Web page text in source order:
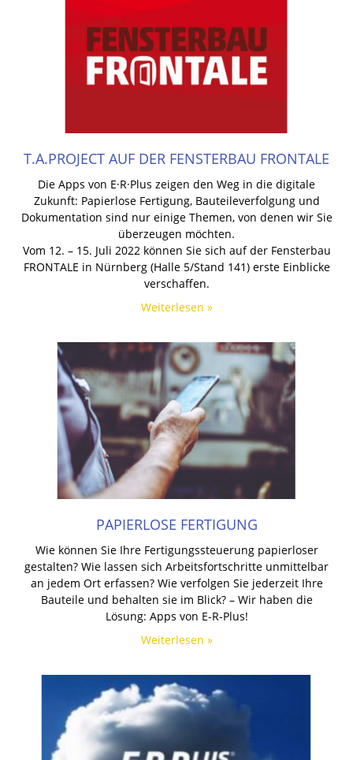
T.A.PROJECT AUF DER FENSTERBAU FRONTALE
Die Apps von E·R·Plus zeigen den Weg in die digitale
Zukunft: Papierlose Fertigung, Bauteileverfolgung und
Dokumentation sind nur einige Themen, von denen wir Sie
überzeugen möchten.
Vom 12. – 15. Juli 2022 können Sie sich auf der Fensterbau
FRONTALE in Nürnberg (Halle 5/Stand 141) erste Einblicke
verschaffen.
Weiterlesen »
PAPIERLOSE FERTIGUNG
Wie können Sie Ihre Fertigungssteuerung papierloser
gestalten? Wie lassen sich Arbeitsfortschritte unmittelbar
an jedem Ort erfassen? Wie verfolgen Sie jederzeit Ihre
Bauteile und behalten sie im Blick? – Wir haben die
Lösung: Apps von E-R-Plus!
Weiterlesen »